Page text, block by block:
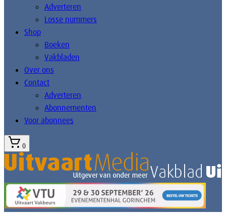
Adverteren
Losse nummers
Shop
Boeken
Vakbladen
Over ons
Contact
Adverteren
Abonnementen
Voor abonnees
0